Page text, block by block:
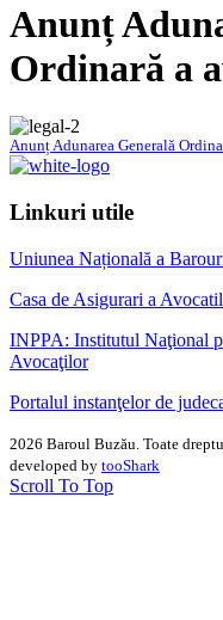
Anunț
Ordinară a
Anunț Adunarea Generală
Linkuri utile
Uniunea Națională a
Casa de Asigurari a
INPPA: Institutul Naţional
Avocaţilor
Portalul instanţelor de
2026 Baroul Buzău. Toate
developed by tooShark
Scroll To Top